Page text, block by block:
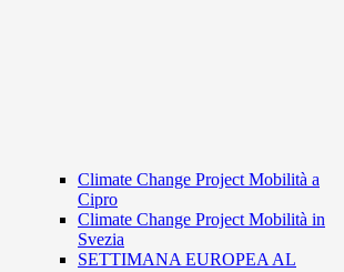
Climate Change Project Mobilità a
Cipro
Climate Change Project Mobilità in
Svezia
SETTIMANA EUROPEA AL